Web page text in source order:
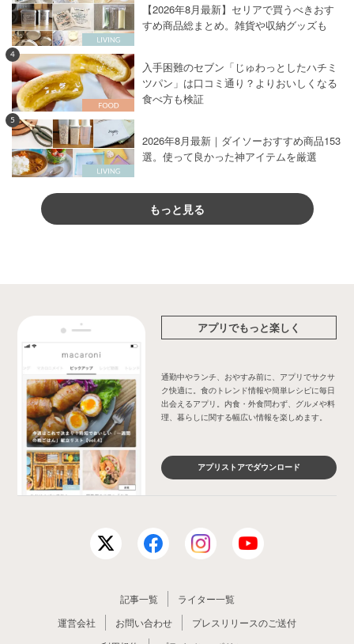
【2026年8月最新】セリアで買うべきおす
すめ商品総まとめ。雑貨や収納グッズも
4
入手困難のセブン「じゅわっとしたハチミ
ツパン」は口コミ通り？よりおいしくなる
食べ方も検証
5
2026年8月最新｜ダイソーおすすめ商品153
選。使って良かった神アイテムを厳選
もっと見る
アプリでもっと楽しく
通勤中やランチ、おやすみ前に、アプリでサクサ
ク快適に。食のトレンド情報や簡単レシピに毎日
出会えるアプリ。内食・外食問わず、グルメや料
理、暮らしに関する幅広い情報を楽しめます。
アプリストアでダウンロード
記事一覧
ライター一覧
運営会社
お問い合わせ
プレスリリースのご送付